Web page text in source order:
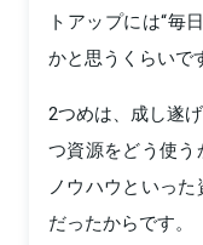
トアップには“毎
かと思うくらいで
2つめは、成し遂
つ資源をどう使
ノウハウといっ
だったからです。